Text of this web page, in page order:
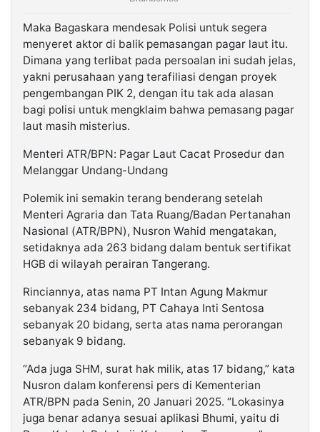
Maka Bagaskara mendesak Polisi untuk segera
menyeret aktor di balik pemasangan pagar laut itu.
Dimana yang terlibat pada persoalan ini sudah jelas,
yakni perusahaan yang terafiliasi dengan proyek
pengembangan PIK 2, dengan itu tak ada alasan
bagi polisi untuk mengklaim bahwa pemasang pagar
laut masih misterius.
Menteri ATR/BPN: Pagar Laut Cacat Prosedur dan
Melanggar Undang-Undang
Polemik ini semakin terang benderang setelah
Menteri Agraria dan Tata Ruang/Badan Pertanahan
Nasional (ATR/BPN), Nusron Wahid mengatakan,
setidaknya ada 263 bidang dalam bentuk sertifikat
HGB di wilayah perairan Tangerang.
Rinciannya, atas nama PT Intan Agung Makmur
sebanyak 234 bidang, PT Cahaya Inti Sentosa
sebanyak 20 bidang, serta atas nama perorangan
sebanyak 9 bidang.
“Ada juga SHM, surat hak milik, atas 17 bidang,” kata
Nusron dalam konferensi pers di Kementerian
ATR/BPN pada Senin, 20 Januari 2025. “Lokasinya
juga benar adanya sesuai aplikasi Bhumi, yaitu di